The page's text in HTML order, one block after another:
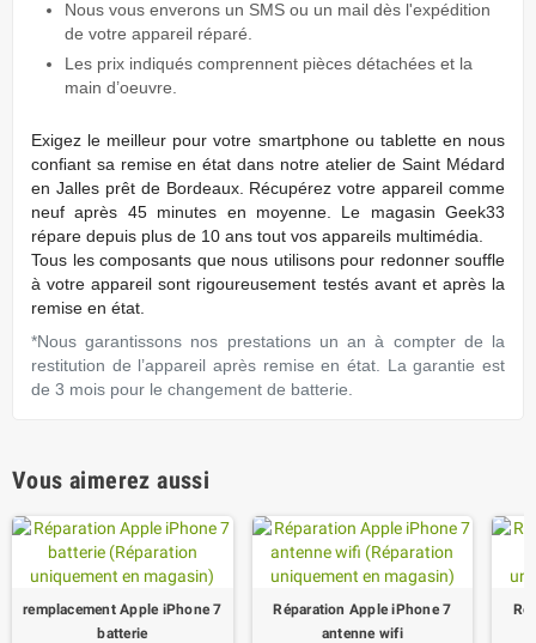
Nous vous enverons un SMS ou un mail dès l'expédition
de votre appareil réparé.
Les prix indiqués comprennent pièces détachées et la
main d’oeuvre.
Exigez le meilleur pour votre smartphone ou tablette en nous
conﬁant sa remise en état dans notre atelier de Saint Médard
en Jalles prêt de Bordeaux. Récupérez votre appareil comme
neuf après 45 minutes en moyenne. Le magasin Geek33
répare depuis plus de 10 ans tout vos appareils multimédia.
Tous les composants que nous utilisons pour redonner souffle
à votre appareil sont rigoureusement testés avant et après la
remise en état.
*Nous garantissons nos prestations un an à compter de la
restitution de l’appareil après remise en état. La garantie est
de 3 mois pour le changement de batterie.
Vous aimerez aussi
remplacement Apple iPhone 7
batterie
Réparation Apple iPhone 7
antenne wifi